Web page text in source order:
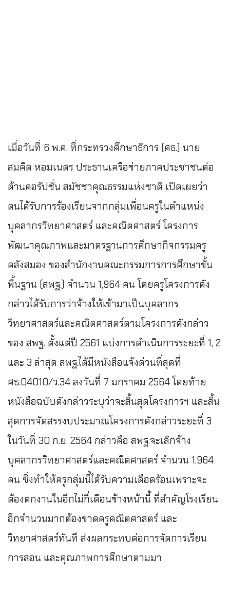
เมื่อวันที่ 6 พ.ค. ที่กระทรวงศึกษาธิการ (ศธ.) นาย
สมคิด หอมเนตร ประธานเครือข่ายภาคประชาชนต่อ
ต้านคอรัปชั่น สมัชชาคุณธรรมแห่งชาติ เปิดเผยว่า
ตนได้รับการร้องเรียนจากกลุ่มเพื่อนครูในตำแหน่ง
บุคลากรวิทยาศาสตร์ และคณิตศาสตร์ โครงการ
พัฒนาคุณภาพและมาตรฐานการศึกษากิจกรรมครู
คลังสมอง ของสำนักงานคณะกรรมการการศึกษาขั้น
พื้นฐาน (สพฐ.) จำนวน 1,964 คน โดยครูโครงการดัง
กล่าวได้รับการว่าจ้างให้เข้ามาเป็นบุคลากร
วิทยาศาสตร์และคณิตศาสตร์ตามโครงการดังกล่าว
ของ สพฐ. ตั้งแต่ปี 2561 แบ่งการดำเนินการระยะที่ 1, 2
และ 3 ล่าสุด สพฐ.ได้มีหนังสือแจ้งด่วนที่สุดที่
ศธ.04010/ว.34 ลงวันที่ 7 มกราคม 2564 โดยท้าย
หนังสือฉบับดังกล่าวระบุว่าจะสิ้นสุดโครงการฯ และสิ้น
สุดการจัดสรรงบประมาณโครงการดังกล่าวระยะที่ 3
ในวันที่ 30 ก.ย. 2564 กล่าวคือ สพฐ.จะเลิกจ้าง
บุคลากรวิทยาศาสตร์และคณิตศาสตร์ จำนวน 1,964
คน ซึ่งทำให้ครูกลุ่มนี้ได้รับความเดือดร้อนเพราะจะ
ต้องตกงานในอีกไม่กี่เดือนข้างหน้านี้ ที่สำคัญโรงเรียน
อีกจำนวนมากต้องขาดครูคณิตศาสตร์ และ
วิทยาศาสตร์ทันที ส่งผลกระทบต่อการจัดการเรียน
การสอน และคุณภาพการศึกษาตามมา